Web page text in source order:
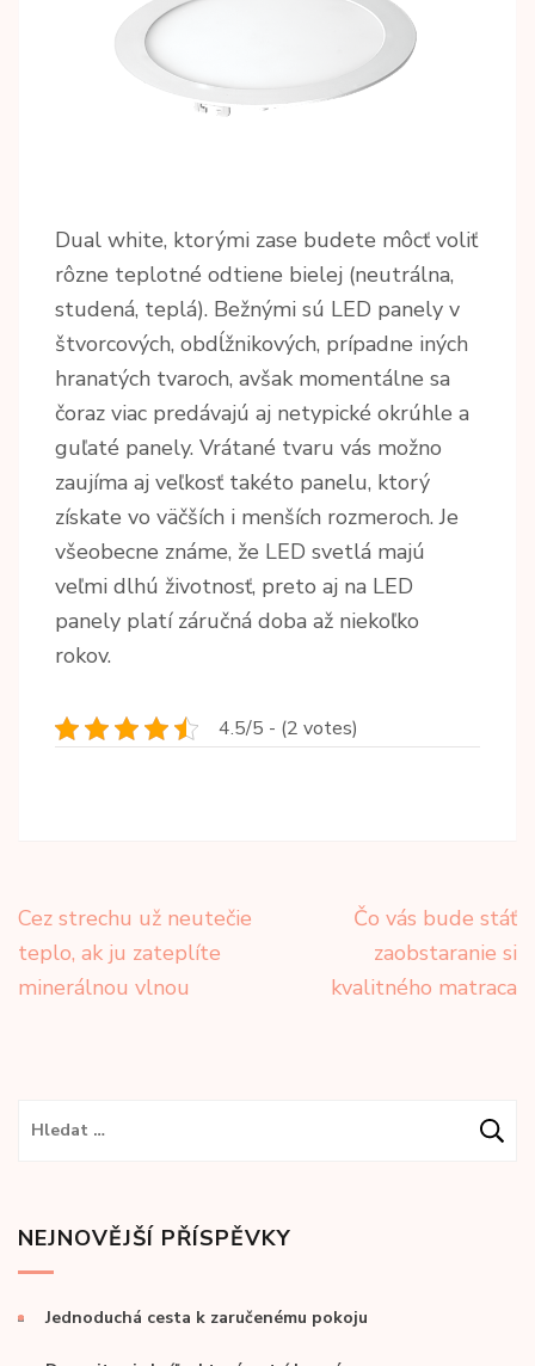
Dual white, ktorými zase budete môcť voliť
rôzne teplotné odtiene bielej (neutrálna,
studená, teplá). Bežnými sú LED panely v
štvorcových, obdĺžnikových, prípadne iných
hranatých tvaroch, avšak momentálne sa
čoraz viac predávajú aj netypické okrúhle a
guľaté panely. Vrátané tvaru vás možno
zaujíma aj veľkosť takéto panelu, ktorý
získate vo väčších i menších rozmeroch. Je
všeobecne známe, že LED svetlá majú
veľmi dlhú životnosť, preto aj na LED
panely platí záručná doba až niekoľko
rokov.
4.5/5 - (2 votes)
Navigace
pro
příspěvek
Cez strechu už neutečie
teplo, ak ju zateplíte
minerálnou vlnou
Čo vás bude stáť
zaobstaranie si
kvalitného matraca
Vyhledávání
NEJNOVĚJŠÍ PŘÍSPĚVKY
Jednoduchá cesta k zaručenému pokoju